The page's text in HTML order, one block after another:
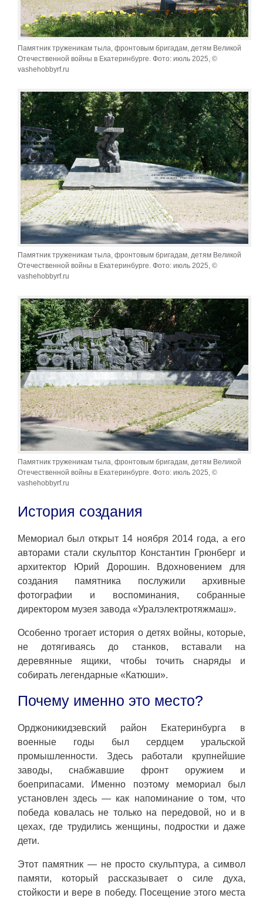
Памятник труженикам тыла, фронтовым бригадам, детям Великой
Отечественной войны в Екатеринбурге. Фото: июль 2025, ©
vashehobbyrf.ru
Памятник труженикам тыла, фронтовым бригадам, детям Великой
Отечественной войны в Екатеринбурге. Фото: июль 2025, ©
vashehobbyrf.ru
Памятник труженикам тыла, фронтовым бригадам, детям Великой
Отечественной войны в Екатеринбурге. Фото: июль 2025, ©
vashehobbyrf.ru
История создания
Мемориал был открыт 14 ноября 2014 года, а его
авторами стали скульптор Константин Грюнберг и
архитектор Юрий Дорошин. Вдохновением для
создания памятника послужили архивные
фотографии и воспоминания, собранные
директором музея завода «Уралэлектротяжмаш».
Особенно трогает история о детях войны, которые,
не дотягиваясь до станков, вставали на
деревянные ящики, чтобы точить снаряды и
собирать легендарные «Катюши».
Почему именно это место?
Орджоникидзевский район Екатеринбурга в
военные годы был сердцем уральской
промышленности. Здесь работали крупнейшие
заводы, снабжавшие фронт оружием и
боеприпасами. Именно поэтому мемориал был
установлен здесь — как напоминание о том, что
победа ковалась не только на передовой, но и в
цехах, где трудились женщины, подростки и даже
дети.
Этот памятник — не просто скульптура, а символ
памяти, который рассказывает о силе духа,
стойкости и вере в победу. Посещение этого места